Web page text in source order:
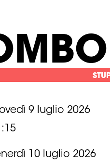
9 luglio 2026
10 luglio 2026